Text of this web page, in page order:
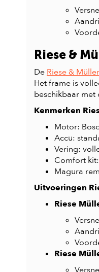
Riese &
De Riese &
Het frame is
beschikbaar
Kenmerken
Motor:
Accu:
Vering:
Comfort
Magura
Uitvoeringen
Riese
Riese